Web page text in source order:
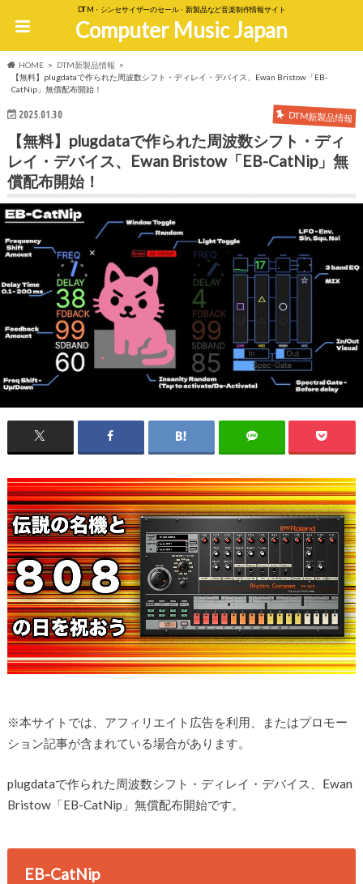
DTM・シンセサイザーのセール・新製品など音楽制作情報サイト
Computer Music Japan
HOME
DTM新製品情報
【無料】plugdataで作られた周波数シフト・ディレイ・デバイス、Ewan Bristow「EB-
CatNip」無償配布開始！
2025.01.30 DTM新製品情報
【無料】plugdataで作られた周波数シフト・ディ
レイ・デバイス、Ewan Bristow「EB-CatNip」無
償配布開始！
※本サイトでは、アフィリエイト広告を利用、またはプロモー
ション記事が含まれている場合があります。
plugdataで作られた周波数シフト・ディレイ・デバイス、Ewan
Bristow「EB-CatNip」無償配布開始です。
EB-CatNip